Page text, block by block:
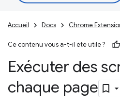
Accueil Docs Chrome
Ce contenu vous a-t-il été utile ?
Exécuter des
chaque page